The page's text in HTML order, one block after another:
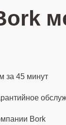
за 45 минут
Bork